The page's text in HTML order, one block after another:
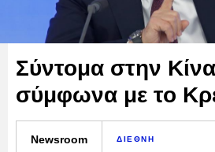
Σύντομα στην
σύμφωνα με το
Newsroom ΔΙΕΘΝΗ